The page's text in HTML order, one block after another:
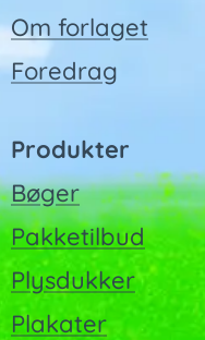
Om forlaget
Foredrag
Produkter
Bøger
Pakketilbud
Plysdukker
Plakater